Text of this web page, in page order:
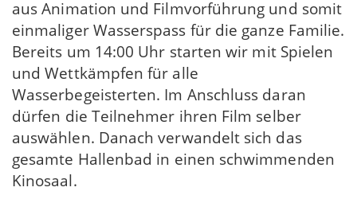
aus Animation und Filmvorführung und somit
einmaliger Wasserspass für die ganze Familie.
Bereits um 14:00 Uhr starten wir mit Spielen
und Wettkämpfen für alle
Wasserbegeisterten. Im Anschluss daran
dürfen die Teilnehmer ihren Film selber
auswählen. Danach verwandelt sich das
gesamte Hallenbad in einen schwimmenden
Kinosaal.